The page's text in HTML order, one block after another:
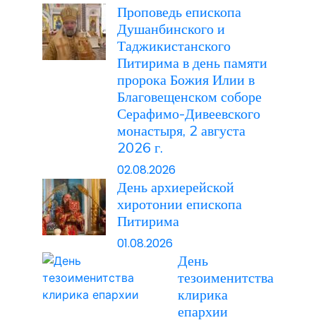
Проповедь епископа
Душанбинского и
Таджикистанского
Питирима в день памяти
пророка Божия Илии в
Благовещенском соборе
Серафимо-Дивеевского
монастыря, 2 августа
2026 г.
02.08.2026
День архиерейской
хиротонии епископа
Питирима
01.08.2026
День
тезоименитства
клирика
епархии